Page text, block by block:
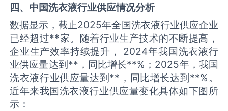
四、中国洗衣液行业供应情况分析
数据显示，截止2025年全国洗衣液行业供应企业
已经超过**家。随着行业生产技术的不断提高，
企业生产效率持续提升， 2024年我国洗衣液行
业供应量达到**，同比增长**%；2025年，我国
洗衣液行业供应量达到**，同比增长达到**%。
近年来我国洗衣液行业供应量变化具体如下图所
示：